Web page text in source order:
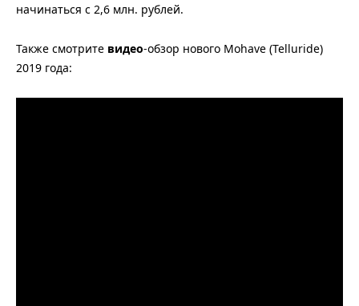
начинаться с 2,6 млн. рублей.
Также смотрите видео-обзор нового Mohave (Telluride)
2019 года: